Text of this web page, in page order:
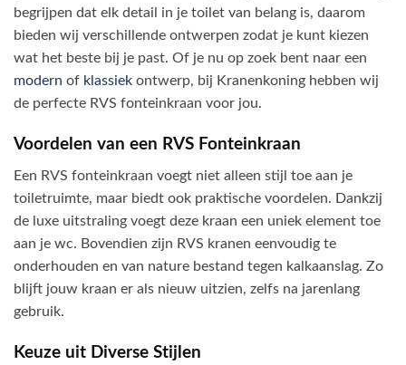
begrijpen dat elk detail in je toilet van belang is, daarom
bieden wij verschillende ontwerpen zodat je kunt kiezen
wat het beste bij je past. Of je nu op zoek bent naar een
modern of klassiek ontwerp, bij Kranenkoning hebben wij
de perfecte RVS fonteinkraan voor jou.
Voordelen van een RVS Fonteinkraan
Een RVS fonteinkraan voegt niet alleen stijl toe aan je
toiletruimte, maar biedt ook praktische voordelen. Dankzij
de luxe uitstraling voegt deze kraan een uniek element toe
aan je wc. Bovendien zijn RVS kranen eenvoudig te
onderhouden en van nature bestand tegen kalkaanslag. Zo
blijft jouw kraan er als nieuw uitzien, zelfs na jarenlang
gebruik.
Keuze uit Diverse Stijlen